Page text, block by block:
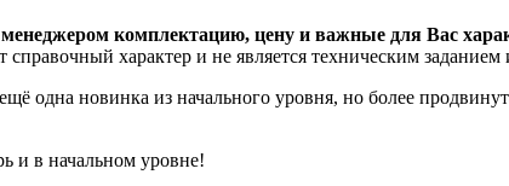
менеджером комплектацию, цену и важные для Вас
характер и не является техническим
одна новинка из начального уровня, но более
и в начальном уровне!